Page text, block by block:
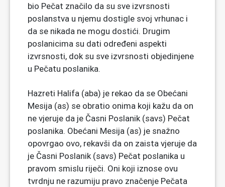
bio Pečat značilo da su sve izvrsnosti
poslanstva u njemu dostigle svoj vrhunac i
da se nikada ne mogu dostići. Drugim
poslanicima su dati određeni aspekti
izvrsnosti, dok su sve izvrsnosti objedinjene
u Pečatu poslanika.
Hazreti Halifa (aba) je rekao da se Obećani
Mesija (as) se obratio onima koji kažu da on
ne vjeruje da je Časni Poslanik (savs) Pečat
poslanika. Obećani Mesija (as) je snažno
opovrgao ovo, rekavši da on zaista vjeruje da
je Časni Poslanik (savs) Pečat poslanika u
pravom smislu riječi. Oni koji iznose ovu
tvrdnju ne razumiju pravo značenje Pečata